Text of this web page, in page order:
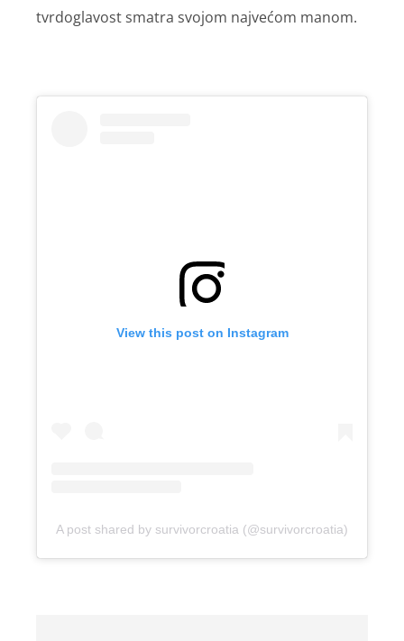
tvrdoglavost smatra svojom najvećom manom.
View this post on Instagram
A post shared by survivorcroatia (@survivorcroatia)